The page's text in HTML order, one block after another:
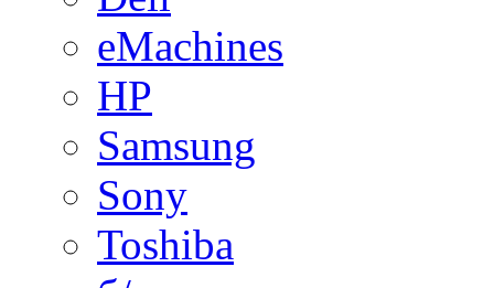
eMachines
HP
Samsung
Sony
Toshiba